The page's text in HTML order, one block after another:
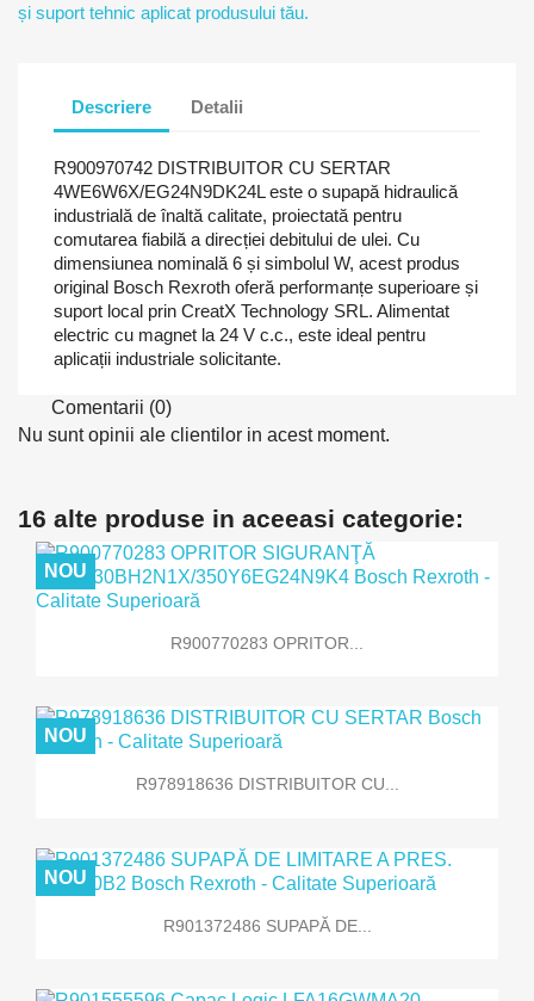
și suport tehnic aplicat produsului tău.
Descriere Detalii
R900970742 DISTRIBUITOR CU SERTAR
4WE6W6X/EG24N9DK24L este o supapă hidraulică
industrială de înaltă calitate, proiectată pentru
comutarea fiabilă a direcției debitului de ulei. Cu
dimensiunea nominală 6 și simbolul W, acest produs
original Bosch Rexroth oferă performanțe superioare și
suport local prin CreatX Technology SRL. Alimentat
electric cu magnet la 24 V c.c., este ideal pentru
aplicații industriale solicitante.
Comentarii (0)
Nu sunt opinii ale clientilor in acest moment.
16 alte produse in aceeasi categorie:
R900770283 OPRITOR...
NOU
R978918636 DISTRIBUITOR CU...
NOU
R901372486 SUPAPĂ DE...
NOU